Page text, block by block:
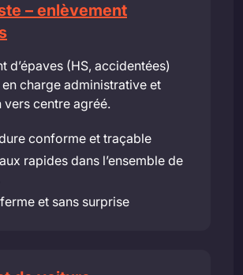
– enlèvement
d’épaves (HS, accidentées)
charge administrative et
centre agréé.
conforme et traçable
rapides dans l’ensemble de
et sans surprise